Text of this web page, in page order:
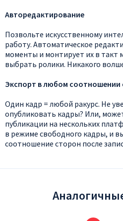
Авторедактирование
Позвольте искусственному
работу. Автоматическое
моменты и монтирует их в такт
выбрать ролики. Никакого
Экспорт в любом соотношении
Один кадр = любой ракурс. Не
опубликовать кадры? Или,
публикации на нескольких
в режиме свободного кадры, и
соотношение сторон после